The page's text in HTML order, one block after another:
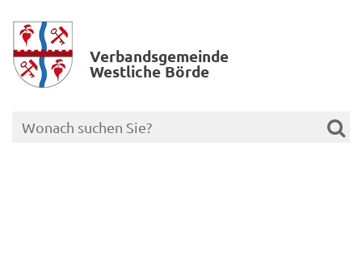
Verbands­gemeinde
Westliche Börde